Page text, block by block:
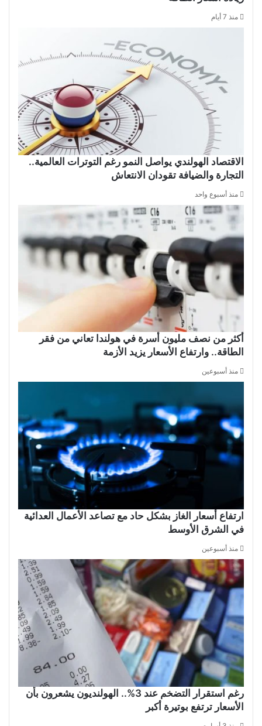
منذ 7 أيام
الاقتصاد الهولندي يواصل النمو رغم التوترات العالمية..
التجارة والضيافة تقودان الانتعاش
منذ أسبوع واحد
أكثر من نصف مليون أسرة في هولندا تعاني من فقر
الطاقة.. وارتفاع الأسعار يزيد الأزمة
منذ أسبوعين
ارتفاع أسعار الغاز بشكل حاد مع تصاعد الأعمال العدائية
في الشرق الأوسط
منذ أسبوعين
رغم استقرار التضخم عند 3%.. الهولنديون يشعرون بأن
الأسعار ترتفع بوتيرة أكبر